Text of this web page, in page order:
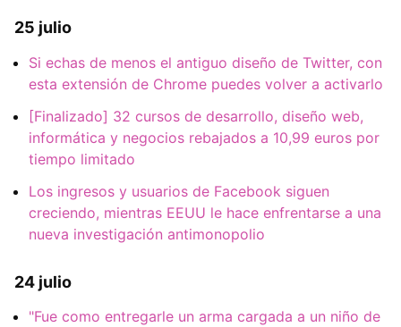
25 julio
Si echas de menos el antiguo diseño de Twitter, con
esta extensión de Chrome puedes volver a activarlo
[Finalizado] 32 cursos de desarrollo, diseño web,
informática y negocios rebajados a 10,99 euros por
tiempo limitado
Los ingresos y usuarios de Facebook siguen
creciendo, mientras EEUU le hace enfrentarse a una
nueva investigación antimonopolio
24 julio
"Fue como entregarle un arma cargada a un niño de